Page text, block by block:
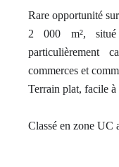
Rare opportunité
2 000 m²,
particulièrement
commerces et
Terrain plat, facile à
Classé en zone UC